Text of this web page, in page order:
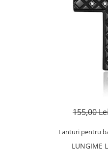
155,00
Lanturi pentru
LUNGIME